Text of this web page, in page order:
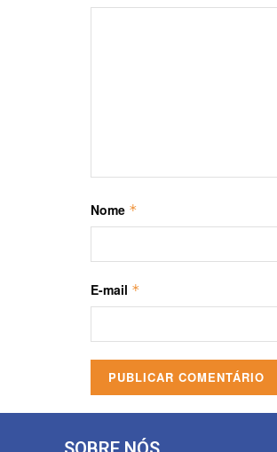
Nome *
E-mail *